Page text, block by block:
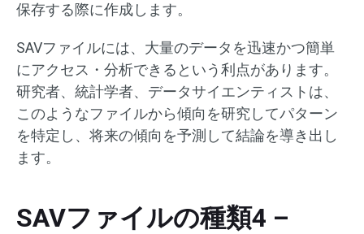
保存する際に作成します。
SAVファイルには、大量のデータを迅速かつ簡単
にアクセス・分析できるという利点があります。
研究者、統計学者、データサイエンティストは、
このようなファイルから傾向を研究してパターン
を特定し、将来の傾向を予測して結論を導き出し
ます。
SAVファイルの種類4 –